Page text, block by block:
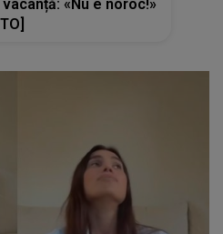
«Nu e noroc!»